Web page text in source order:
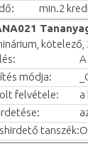
min.2
módja:
felvétele:
a
tanszék: